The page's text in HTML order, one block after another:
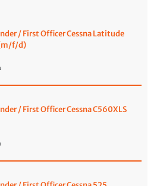
/ First Officer Cessna Latitude
f/d)
/ First Officer Cessna C560XLS